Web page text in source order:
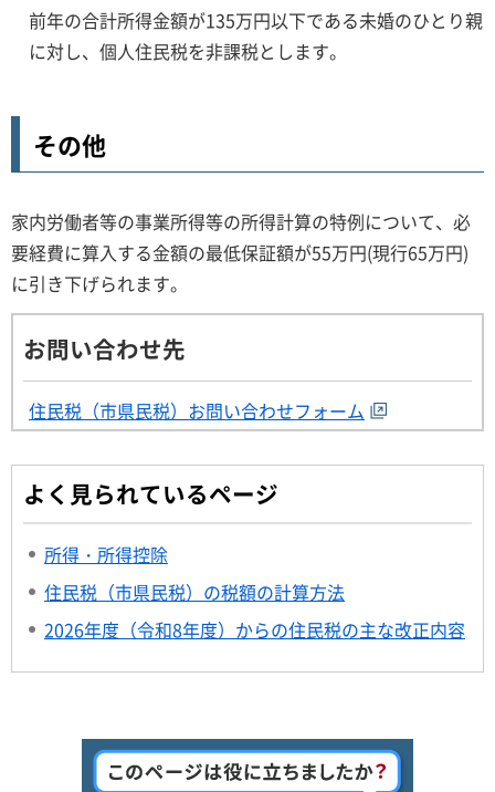
前年の合計所得金額が135万円以下である未婚のひとり親
に対し、個人住民税を非課税とします。
その他
家内労働者等の事業所得等の所得計算の特例について、必
要経費に算入する金額の最低保証額が55万円(現行65万円)
に引き下げられます。
お問い合わせ先
住民税（市県民税）お問い合わせフォーム
よく見られているページ
所得・所得控除
住民税（市県民税）の税額の計算方法
2026年度（令和8年度）からの住民税の主な改正内容